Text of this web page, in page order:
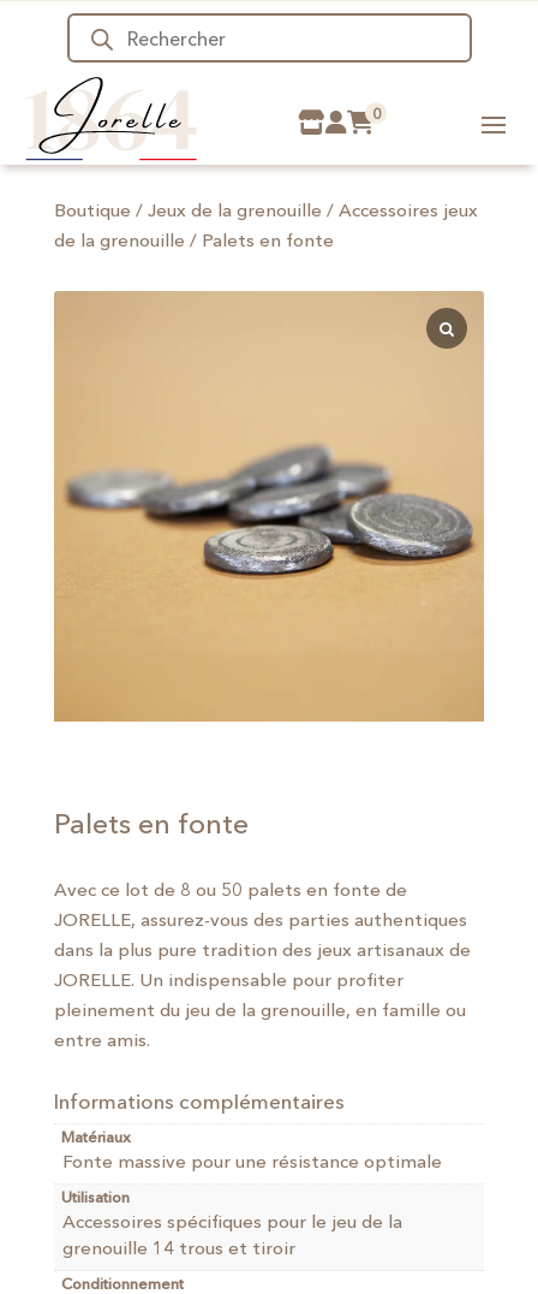
Recherche
produits
0
Boutique / Jeux de la grenouille / Accessoires jeux
de la grenouille / Palets en fonte
Palets en fonte
Avec ce lot de 8 ou 50 palets en fonte de
JORELLE, assurez-vous des parties authentiques
dans la plus pure tradition des jeux artisanaux de
JORELLE. Un indispensable pour profiter
pleinement du jeu de la grenouille, en famille ou
entre amis.
Informations complémentaires
Matériaux
Fonte massive pour une résistance optimale
Utilisation
Accessoires spécifiques pour le jeu de la
grenouille 14 trous et tiroir
Conditionnement